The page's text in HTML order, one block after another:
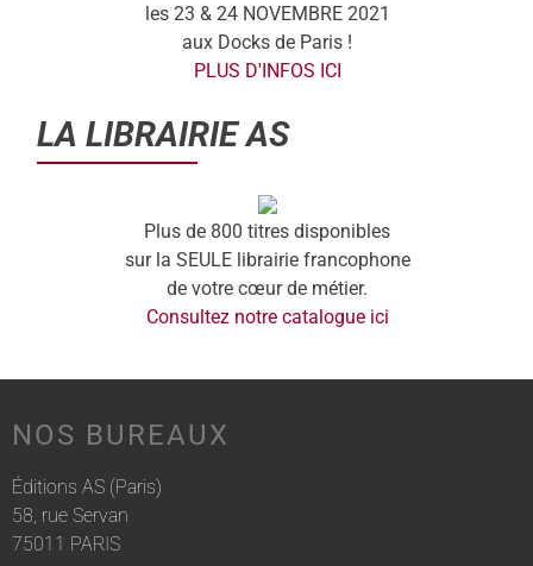
les 23 & 24 NOVEMBRE 2021
aux Docks de Paris !
PLUS D'INFOS ICI
LA LIBRAIRIE AS
Plus de 800 titres disponibles
sur la SEULE librairie francophone
de votre cœur de métier.
Consultez notre catalogue ici
NOS BUREAUX
Éditions AS (Paris)
58, rue Servan
75011 PARIS